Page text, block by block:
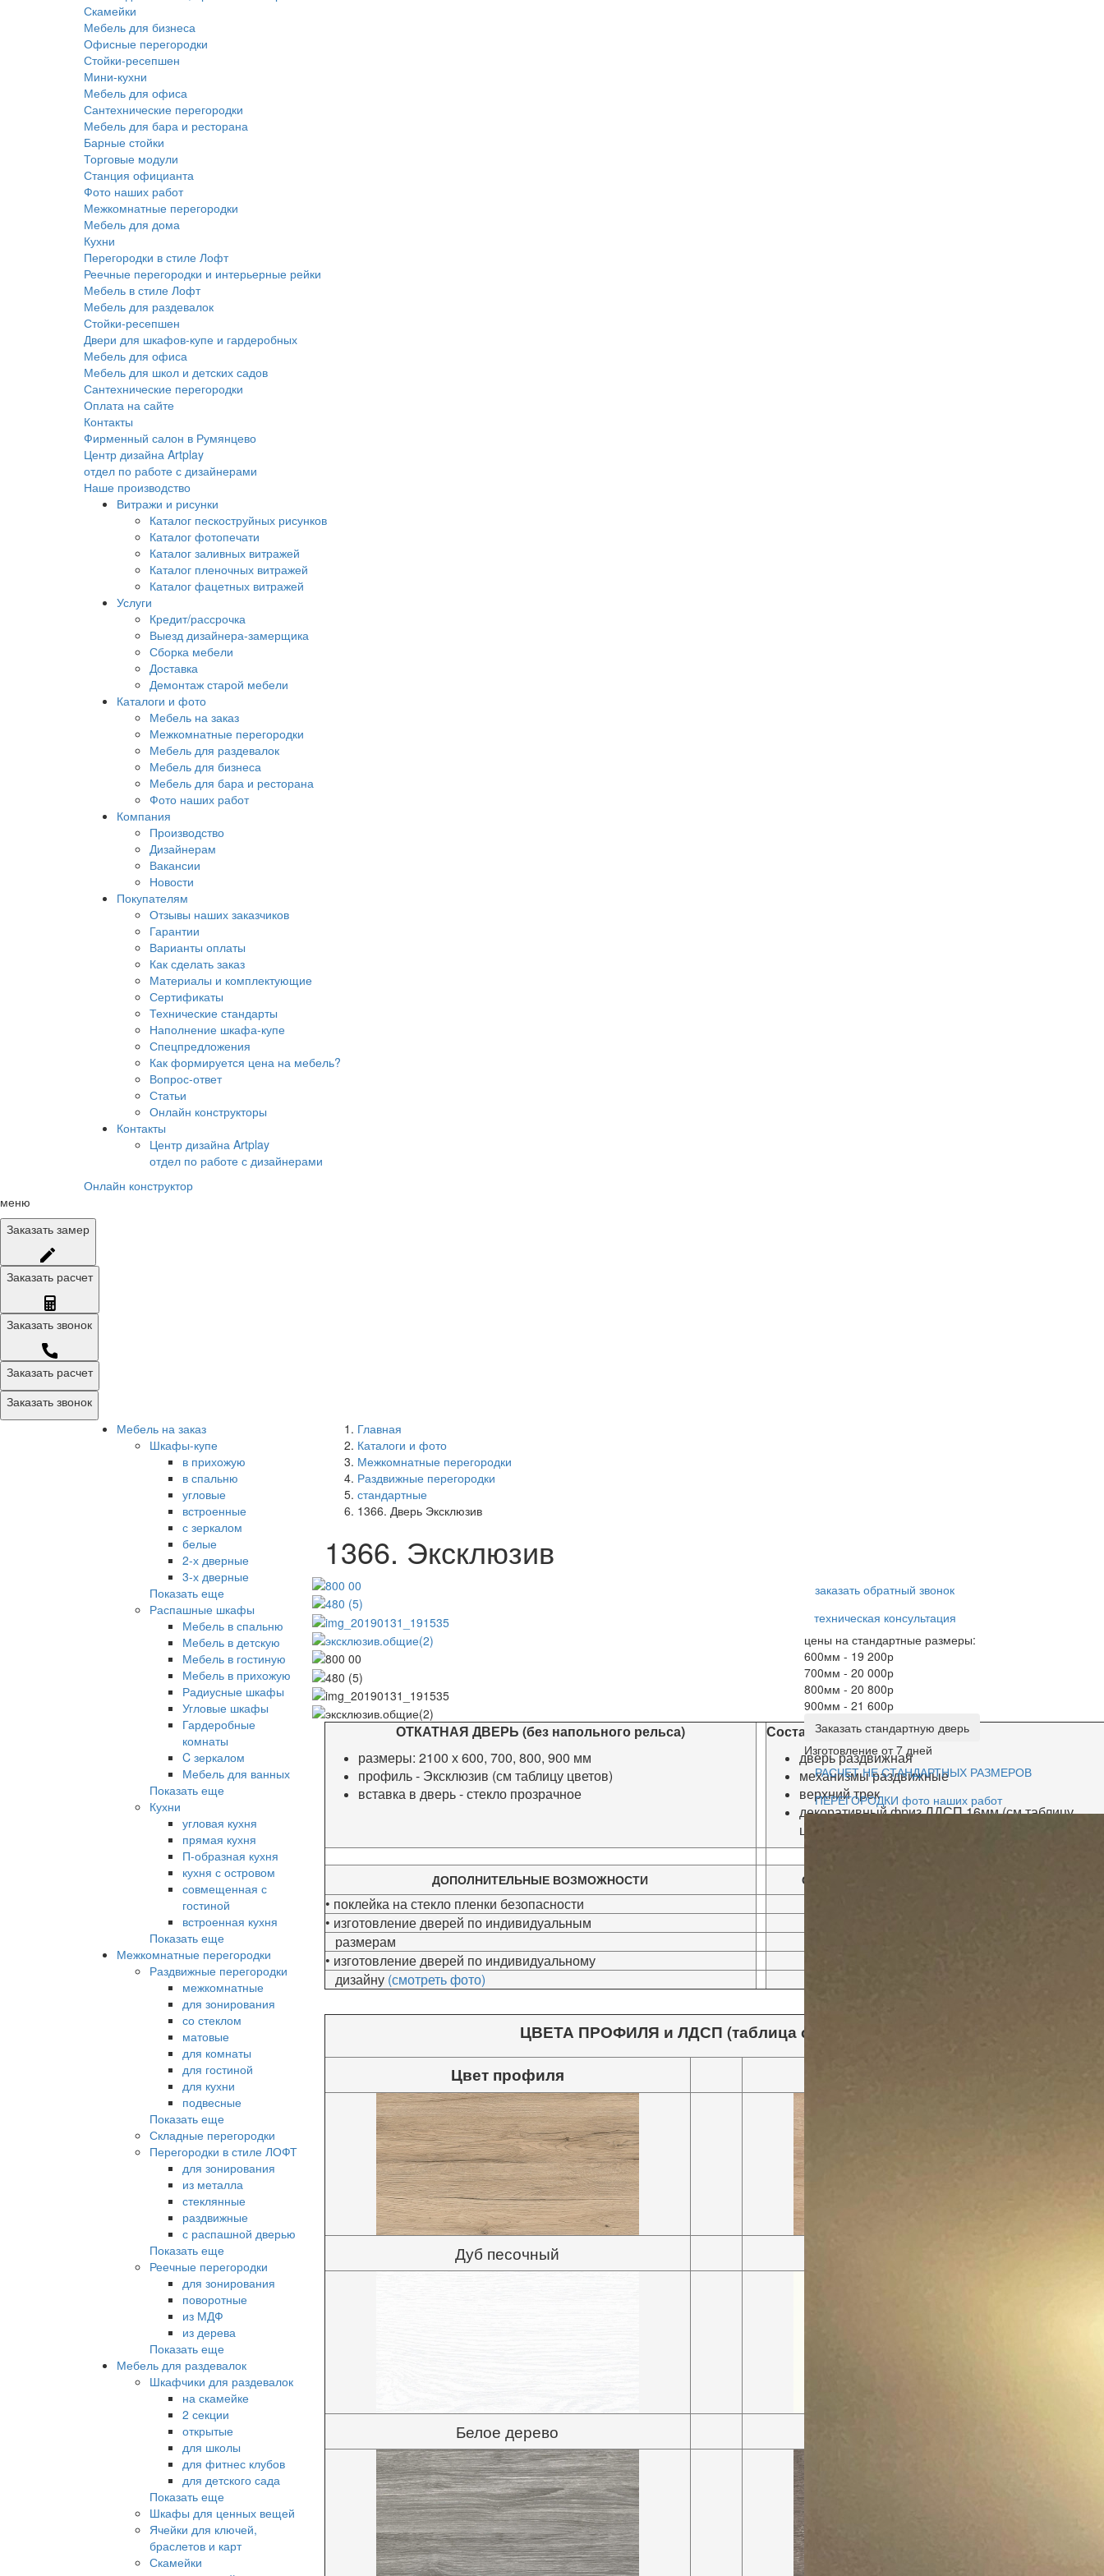
Скамейки
Мебель для бизнеса
Офисные перегородки
Стойки-ресепшен
Мини-кухни
Мебель для офиса
Сантехнические перегородки
Мебель для бара и ресторана
Барные стойки
Торговые модули
Станция официанта
Фото наших работ
Межкомнатные перегородки
Мебель для дома
Кухни
Перегородки в стиле Лофт
Реечные перегородки и интерьерные рейки
Мебель в стиле Лофт
Мебель для раздевалок
Стойки-ресепшен
Двери для шкафов-купе и гардеробных
Мебель для офиса
Мебель для школ и детских садов
Сантехнические перегородки
Оплата на сайте
Контакты
Фирменный салон в Румянцево
Центр дизайна Artplay
отдел по работе с дизайнерами
Наше производство
Витражи и рисунки
Каталог пескоструйных рисунков
Каталог фотопечати
Каталог заливных витражей
Каталог пленочных витражей
Каталог фацетных витражей
Услуги
Кредит/рассрочка
Выезд дизайнера-замерщика
Сборка мебели
Доставка
Демонтаж старой мебели
Каталоги и фото
Мебель на заказ
Межкомнатные перегородки
Мебель для раздевалок
Мебель для бизнеса
Мебель для бара и ресторана
Фото наших работ
Компания
Производство
Дизайнерам
Вакансии
Новости
Покупателям
Отзывы наших заказчиков
Гарантии
Варианты оплаты
Как сделать заказ
Материалы и комплектующие
Сертификаты
Технические стандарты
Наполнение шкафа-купе
Спецпредложения
Как формируется цена на мебель?
Вопрос-ответ
Статьи
Онлайн конструкторы
Контакты
Центр дизайна Artplay
отдел по работе с дизайнерами
Онлайн конструктор
меню
Заказать замер
Заказать расчет
Заказать звонок
Заказать расчет
Заказать звонок
Мебель на заказ
Шкафы-купе
в прихожую
в спальню
угловые
встроенные
с зеркалом
белые
2-х дверные
3-х дверные
Показать еще
Распашные шкафы
Мебель в спальню
Мебель в детскую
Мебель в гостиную
Мебель в прихожую
Радиусные шкафы
Угловые шкафы
Гардеробные
комнаты
C зеркалом
Мебель для ванных
Показать еще
Кухни
угловая кухня
прямая кухня
П-образная кухня
кухня с островом
совмещенная с
гостиной
встроенная кухня
Показать еще
Межкомнатные перегородки
Раздвижные перегородки
межкомнатные
для зонирования
со стеклом
матовые
для комнаты
для гостиной
для кухни
подвесные
Показать еще
Складные перегородки
Перегородки в стиле ЛОФТ
для зонирования
из металла
стеклянные
раздвижные
с распашной дверью
Показать еще
Реечные перегородки
для зонирования
поворотные
из МДФ
из дерева
Показать еще
Мебель для раздевалок
Шкафчики для раздевалок
на скамейке
2 секции
открытые
для школы
для фитнес клубов
для детского сада
Показать еще
Шкафы для ценных вещей
Ячейки для ключей,
браслетов и карт
Скамейки
Главная
Каталоги и фото
Межкомнатные перегородки
Раздвижные перегородки
стандартные
1366. Дверь Эксклюзив
1366. Эксклюзив
ОТКАТНАЯ ДВЕРЬ (без напольного рельса)
размеры: 2100 х 600, 700, 800, 900 мм
профиль - Эксклюзив (см таблицу цветов)
вставка в дверь - стекло прозрачное
Состав комплекта:
дверь раздвижная
механизмы раздвижные
верхний трек
декоративный фриз ЛДСП 16мм (см таблицу
цветов)
ДОПОЛНИТЕЛЬНЫЕ ВОЗМОЖНОСТИ СООТВЕТСТВИЕ РАЗМЕРОВ ДВЕРИ и ПРОЕМА
• поклейка на стекло пленки безопасности
• изготовление дверей по индивидуальным
размерам
• изготовление дверей по индивидуальному
дизайну (смотреть фото)
ЦВЕТА ПРОФИЛЯ и ЛДСП (таблица соответствия)
Цвет профиля
Дуб песочный
Белое дерево
заказать обратный звонок
техническая консультация
цены на стандартные размеры:
600мм - 19 200р
700мм - 20 000р
800мм - 20 800р
900мм - 21 600р
Заказать стандартную дверь
Изготовление от 7 дней
РАСЧЕТ НЕ СТАНДАРТНЫХ РАЗМЕРОВ
ПЕРЕГОРОДКИ фото наших работ